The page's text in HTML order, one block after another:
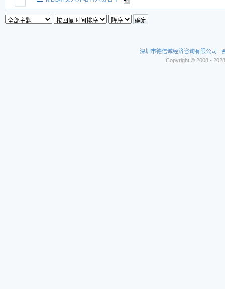
深圳市德信诚经济咨询有限公司 |
Copyright © 2008 -